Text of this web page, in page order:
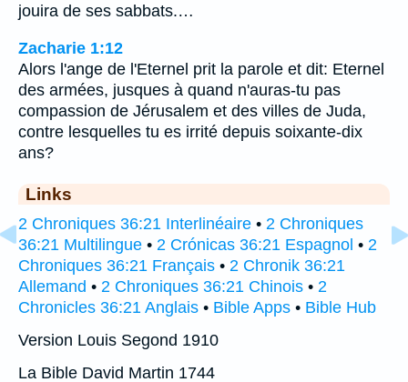
jouira de ses sabbats.…
Zacharie 1:12
Alors l'ange de l'Eternel prit la parole et dit: Eternel
des armées, jusques à quand n'auras-tu pas
compassion de Jérusalem et des villes de Juda,
contre lesquelles tu es irrité depuis soixante-dix
ans?
Links
2 Chroniques 36:21 Interlinéaire • 2 Chroniques
36:21 Multilingue • 2 Crónicas 36:21 Espagnol • 2
Chroniques 36:21 Français • 2 Chronik 36:21
Allemand • 2 Chroniques 36:21 Chinois • 2
Chronicles 36:21 Anglais • Bible Apps • Bible Hub
Version Louis Segond 1910
La Bible David Martin 1744